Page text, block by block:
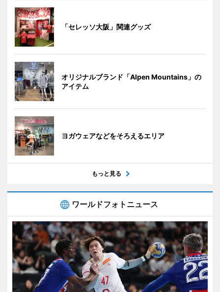
「セレッソ大阪」関連グッズ
オリジナルブランド「Alpen Mountains」の
アイテム
ヨガウェアなどをそろえるエリア
もっと見る
ワールドフォトニュース